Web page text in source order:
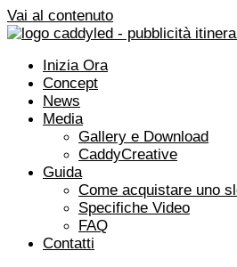
Vai al contenuto
Inizia Ora
Concept
News
Media
Gallery e Download
CaddyCreative
Guida
Come acquistare uno
Specifiche Video
FAQ
Contatti